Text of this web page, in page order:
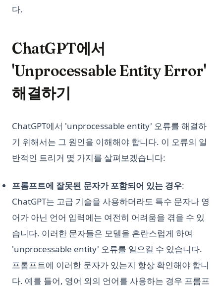
다.
ChatGPT에서
'Unprocessable Entity Error'
해결하기
ChatGPT에서 'unprocessable entity' 오류를 해결하
기 위해서는 그 원인을 이해해야 합니다. 이 오류의 일
반적인 트리거 몇 가지를 살펴보겠습니다:
프롬프트에 잘못된 문자가 포함되어 있는 경우:
ChatGPT는 고급 기술을 사용하더라도 특수 문자나 영
어가 아닌 언어 입력에는 여전히 어려움을 겪을 수 있
습니다. 이러한 문자들은 모델을 혼란스럽게 하여
'unprocessable entity' 오류를 일으킬 수 있습니다.
프롬프트에 이러한 문자가 있는지 항상 확인해야 합니
다. 예를 들어, 영어 외의 언어를 사용하는 경우 프롬프